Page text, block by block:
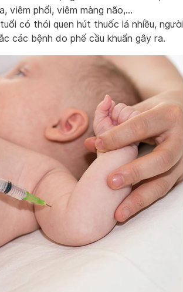
viêm phổi, viêm màng não,…
có thói quen hút thuốc lá nhiều, người
các bệnh do phế cầu khuẩn gây ra.